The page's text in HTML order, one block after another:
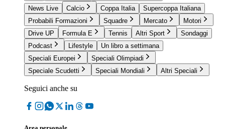
News Live
Calcio Coppa Italia
Supercoppa Italiana
Probabili Formazioni
Squadre Mercato
Motori
Drive UP
Formula E Tennis Altri Sport
Sondaggi
Podcast
Lifestyle
Un libro a settimana
Speciali Europei
Speciali Olimpiadi
Speciale Scudetti
Speciali Mondiali Altri Speciali
Seguici anche su